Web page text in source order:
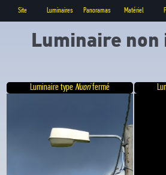
Site Luminaires Panoramas Matériel
Luminaire
Luminaire type Nuorifermé